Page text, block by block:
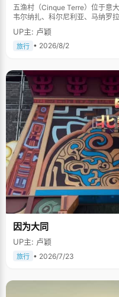
五渔村（Cinque Terre）位于意
韦尔纳扎、科尔尼利亚、马纳罗
山傍海，房屋色彩斑斓，1997年
UP主: 卢颖
旅行 • 2026/8/2
因为大同
UP主: 卢颖
旅行 • 2026/7/23